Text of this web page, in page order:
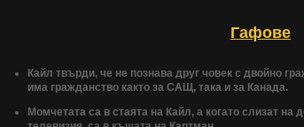
Гафове
Кайл твърди, че не познава друг човек с двойно
има гражданство както за САЩ, така и за Канада.
Момчетата са в стаята на Кайл, а когато слизат на